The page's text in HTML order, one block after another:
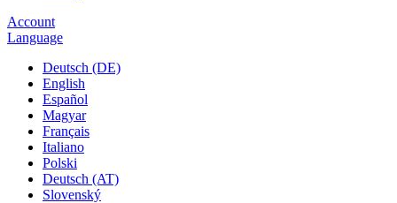
Account
Language
Deutsch (DE)
English
Español
Magyar
Français
Italiano
Polski
Deutsch (AT)
Slovenský